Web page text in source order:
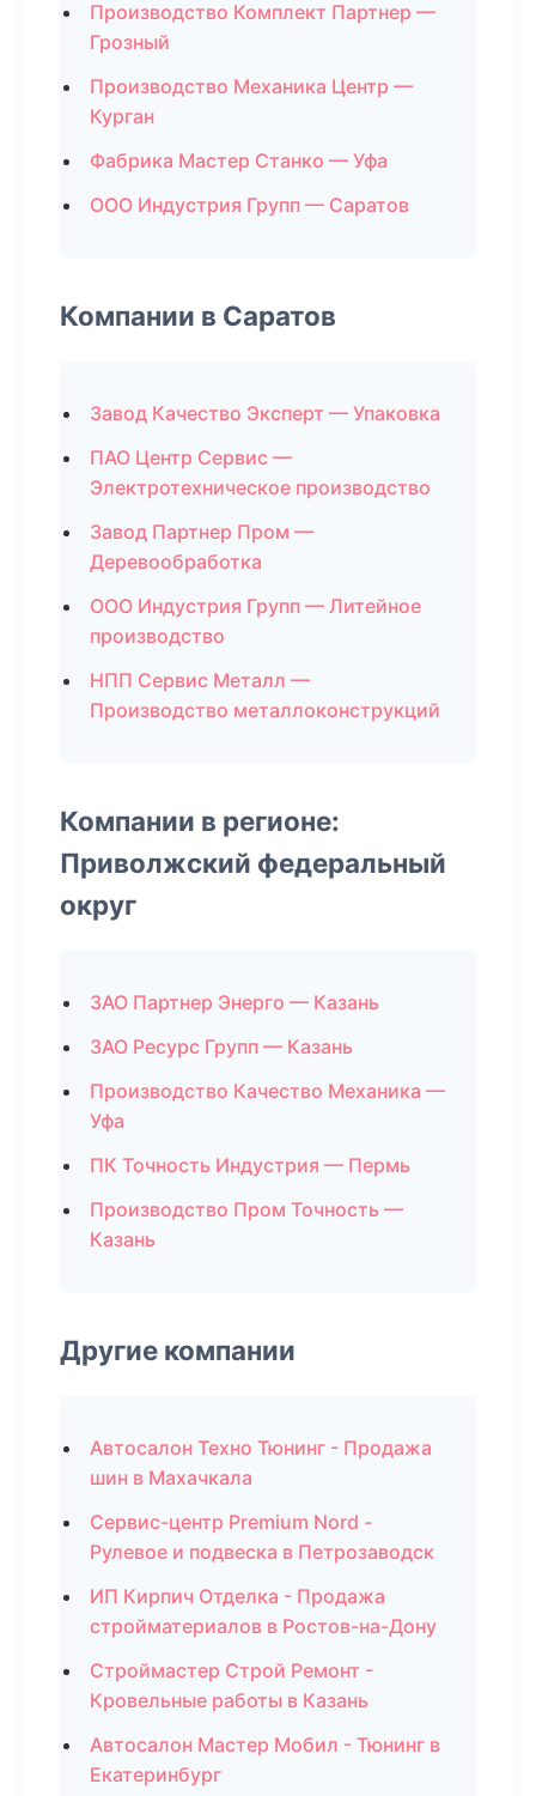
Производство Комплект Партнер —
Грозный
Производство Механика Центр —
Курган
Фабрика Мастер Станко — Уфа
ООО Индустрия Групп — Саратов
Компании в Саратов
Завод Качество Эксперт — Упаковка
ПАО Центр Сервис —
Электротехническое производство
Завод Партнер Пром —
Деревообработка
ООО Индустрия Групп — Литейное
производство
НПП Сервис Металл —
Производство металлоконструкций
Компании в регионе:
Приволжский федеральный
округ
ЗАО Партнер Энерго — Казань
ЗАО Ресурс Групп — Казань
Производство Качество Механика —
Уфа
ПК Точность Индустрия — Пермь
Производство Пром Точность —
Казань
Другие компании
Автосалон Техно Тюнинг - Продажа
шин в Махачкала
Сервис-центр Premium Nord -
Рулевое и подвеска в Петрозаводск
ИП Кирпич Отделка - Продажа
стройматериалов в Ростов-на-Дону
Строймастер Строй Ремонт -
Кровельные работы в Казань
Автосалон Мастер Мобил - Тюнинг в
Екатеринбург